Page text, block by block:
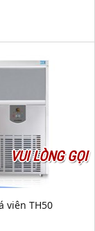
VUI LÒNG GỌI
viên TH50